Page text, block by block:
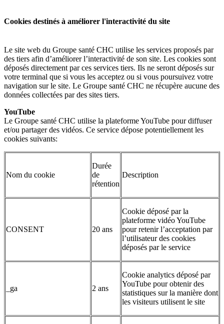
Cookies destinés à améliorer l'interactivité du site
Le site web du Groupe santé CHC utilise les services proposés par
des tiers afin d’améliorer l’interactivité de son site. Les cookies sont
déposés directement par ces services tiers. Ils ne seront déposés sur
votre terminal que si vous les acceptez ou si vous poursuivez votre
navigation sur le site. Le Groupe santé CHC ne récupère aucune des
données collectées par des sites tiers.
YouTube
Le Groupe santé CHC utilise la plateforme YouTube pour diffuser
et/ou partager des vidéos. Ce service dépose potentiellement les
cookies suivants:
Nom du cookie
Durée
de
rétention
Description
CONSENT 20 ans
Cookie déposé par la
plateforme vidéo YouTube
pour retenir l’acceptation par
l’utilisateur des cookies
déposés par le service
_ga 2 ans
Cookie analytics déposé par
YouTube pour obtenir des
statistiques sur la manière dont
les visiteurs utilisent le site